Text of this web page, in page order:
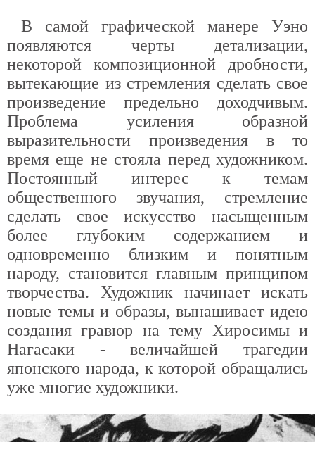
В самой графической манере Уэно
появляются черты детализации,
некоторой композиционной дробности,
вытекающие из стремления сделать свое
произведение предельно доходчивым.
Проблема усиления образной
выразительности произведения в то
время еще не стояла перед художником.
Постоянный интерес к темам
общественного звучания, стремление
сделать свое искусство насыщенным
более глубоким содержанием и
одновременно близким и понятным
народу, становится главным принципом
творчества. Художник начинает искать
новые темы и образы, вынашивает идею
создания гравюр на тему Хиросимы и
Нагасаки - величайшей трагедии
японского народа, к которой обращались
уже многие художники.